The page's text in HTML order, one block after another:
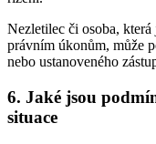
Nezletilec či osoba,
právním úkonům, může
nebo ustanoveného
6. Jaké jsou
situace